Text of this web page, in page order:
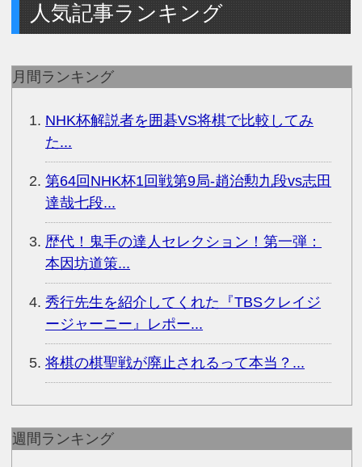
人気記事ランキング
月間ランキング
NHK杯解説者を囲碁VS将棋で比較してみ
た...
第64回NHK杯1回戦第9局-趙治勲九段vs志田
達哉七段...
歴代！鬼手の達人セレクション！第一弾：
本因坊道策...
秀行先生を紹介してくれた『TBSクレイジ
ージャーニー』レポー...
将棋の棋聖戦が廃止されるって本当？...
週間ランキング